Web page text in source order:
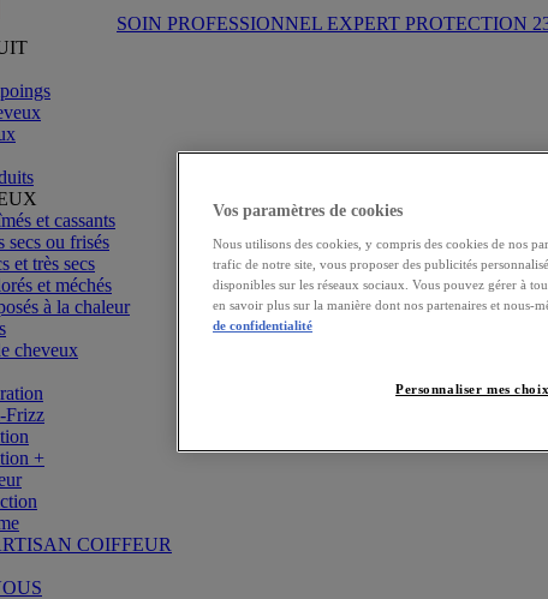
SOIN PROFESSIONNEL EXPERT PROTECTION
et cassants
secs ou frisés
et très secs
et méchés
à la chaleur
cheveux
Frizz
+
COIFFEUR
Vos paramètres de cookies
Nous utilisons des cookies, y compris des cookies de nos
trafic de notre site, vous proposer des publicités
disponibles sur les réseaux sociaux. Vous pouvez gérer à
en savoir plus sur la manière dont nos partenaires et nous-
de confidentialité
Personnaliser mes choix